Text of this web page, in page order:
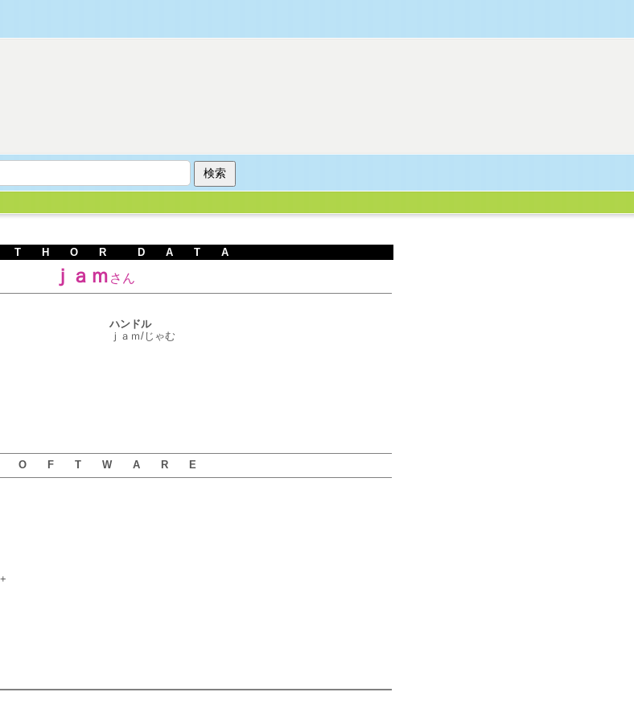
T H O R D A T A
ｊａｍ さん
ハンドル
ｊａｍ/じゃむ
O F T W A R E